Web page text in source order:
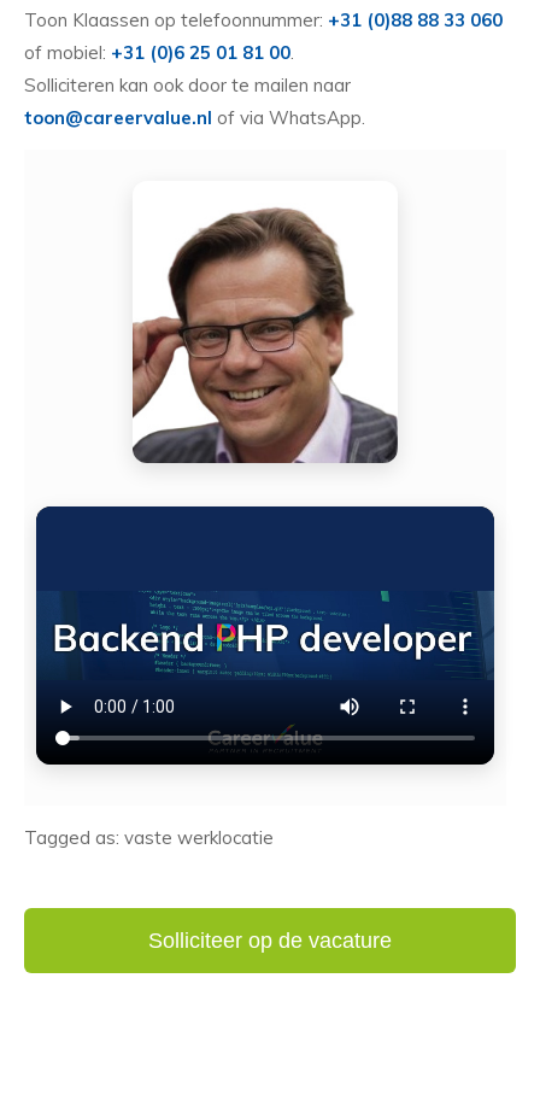
Toon Klaassen op telefoonnummer: +31 (0)88 88 33 060
of mobiel: +31 (0)6 25 01 81 00.
Solliciteren kan ook door te mailen naar
toon@careervalue.nl of via WhatsApp.
Tagged as: vaste werklocatie